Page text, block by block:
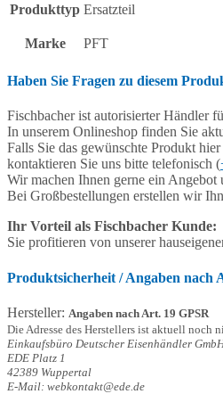
Produkttyp Ersatzteil
Marke PFT
Haben Sie Fragen zu diesem
Fischbacher ist autorisierter Händler
In unserem Onlineshop finden Sie
Falls Sie das gewünschte Produkt
kontaktieren Sie uns bitte telefonisch (
Wir machen Ihnen gerne ein Angebot
Bei Großbestellungen erstellen wir
Ihr Vorteil als Fischbacher Kunde:
Sie profitieren von unserer
Produktsicherheit / Angaben nach
Hersteller: Angaben nach Art. 19 GPSR
Die Adresse des Herstellers ist aktuell noch
Einkaufsbüro Deutscher Eisenhändler
EDE Platz 1
42389 Wuppertal
E-Mail: webkontakt@ede.de